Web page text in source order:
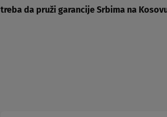
treba da pruži garancije Srbima na